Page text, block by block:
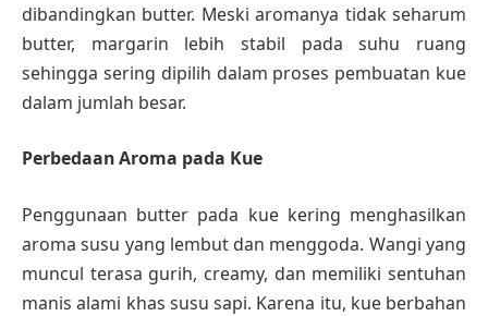
dibandingkan butter. Meski aromanya tidak seharum
butter, margarin lebih stabil pada suhu ruang
sehingga sering dipilih dalam proses pembuatan kue
dalam jumlah besar.
Perbedaan Aroma pada Kue
Penggunaan butter pada kue kering menghasilkan
aroma susu yang lembut dan menggoda. Wangi yang
muncul terasa gurih, creamy, dan memiliki sentuhan
manis alami khas susu sapi. Karena itu, kue berbahan